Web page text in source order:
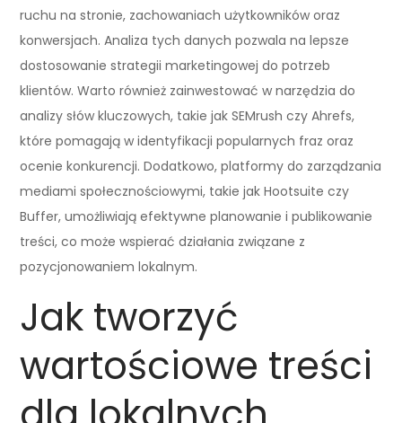
ruchu na stronie, zachowaniach użytkowników oraz
konwersjach. Analiza tych danych pozwala na lepsze
dostosowanie strategii marketingowej do potrzeb
klientów. Warto również zainwestować w narzędzia do
analizy słów kluczowych, takie jak SEMrush czy Ahrefs,
które pomagają w identyfikacji popularnych fraz oraz
ocenie konkurencji. Dodatkowo, platformy do zarządzania
mediami społecznościowymi, takie jak Hootsuite czy
Buffer, umożliwiają efektywne planowanie i publikowanie
treści, co może wspierać działania związane z
pozycjonowaniem lokalnym.
Jak tworzyć
wartościowe treści